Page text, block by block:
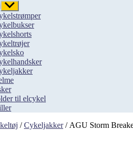
Vis
undermenu
til elcykel
/Cykeljakker/ AGU Storm